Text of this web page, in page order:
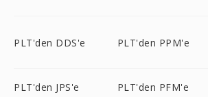
PLT'den DDS'e PLT'den PPM'e
PLT'den JPS'e PLT'den PFM'e